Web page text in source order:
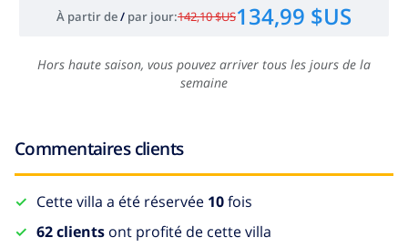
À partir de/ par jour:142,10 $US134,99 $US
Hors haute saison, vous pouvez arriver tous les jours de la
semaine
Commentaires clients
Cette villa a été réservée 10fois
62 clients ont profité de cette villa